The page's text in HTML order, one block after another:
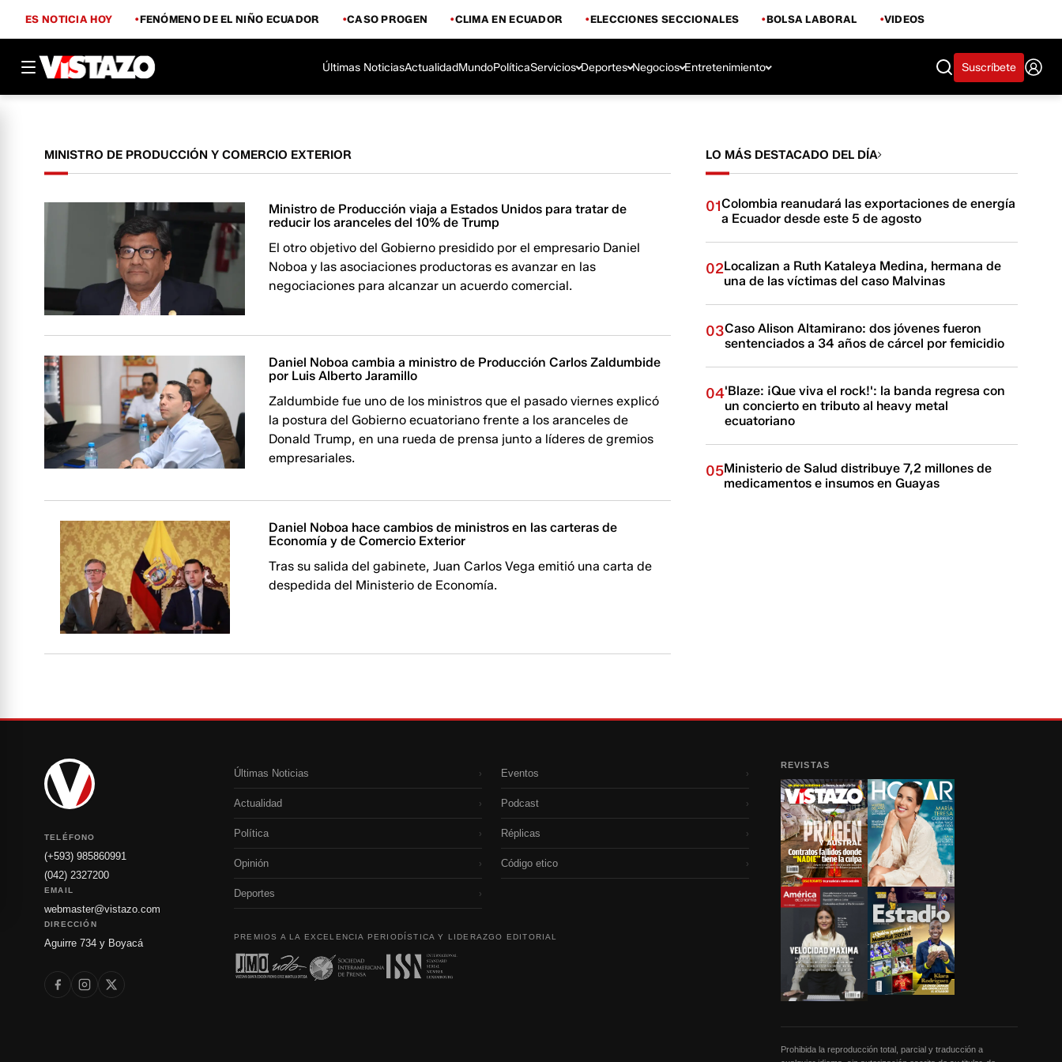
ES NOTICIA HOY FENÓMENO DE EL NIÑO ECUADOR CASO PROGEN CLIMA EN ECUADOR ELECCIONES SECCIONALES BOLSA LABORAL VIDEOS
Últimas NoticiasActualidadMundoPolíticaServicios Deportes Negocios Entretenimiento Suscríbete
MINISTRO DE PRODUCCIÓN Y COMERCIO EXTERIOR
Ministro de Producción viaja a Estados Unidos para tratar de
reducir los aranceles del 10% de Trump
El otro objetivo del Gobierno presidido por el empresario Daniel
Noboa y las asociaciones productoras es avanzar en las
negociaciones para alcanzar un acuerdo comercial.
Daniel Noboa cambia a ministro de Producción Carlos Zaldumbide
por Luis Alberto Jaramillo
Zaldumbide fue uno de los ministros que el pasado viernes explicó
la postura del Gobierno ecuatoriano frente a los aranceles de
Donald Trump, en una rueda de prensa junto a líderes de gremios
empresariales.
Daniel Noboa hace cambios de ministros en las carteras de
Economía y de Comercio Exterior
Tras su salida del gabinete, Juan Carlos Vega emitió una carta de
despedida del Ministerio de Economía.
LO MÁS DESTACADO DEL DÍA
01Colombia reanudará las exportaciones de energía
a Ecuador desde este 5 de agosto
02Localizan a Ruth Kataleya Medina, hermana de
una de las víctimas del caso Malvinas
03Caso Alison Altamirano: dos jóvenes fueron
sentenciados a 34 años de cárcel por femicidio
04'Blaze: ¡Que viva el rock!': la banda regresa con
un concierto en tributo al heavy metal
ecuatoriano
05Ministerio de Salud distribuye 7,2 millones de
medicamentos e insumos en Guayas
TELÉFONO
(+593) 985860991
(042) 2327200
EMAIL
webmaster@vistazo.com
DIRECCIÓN
Aguirre 734 y Boyacá
Últimas Noticias ›
Actualidad ›
Política ›
Opinión ›
Deportes ›
Eventos ›
Podcast ›
Réplicas ›
Código etico ›
PREMIOS A LA EXCELENCIA PERIODÍSTICA Y LIDERAZGO EDITORIAL
REVISTAS
Prohibida la reproducción total, parcial y traducción a